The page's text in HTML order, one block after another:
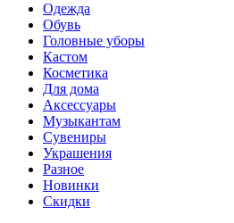
Одежда
Обувь
Головные уборы
Кастом
Косметика
Для дома
Аксессуары
Музыкантам
Сувениры
Украшения
Разное
Новинки
Скидки